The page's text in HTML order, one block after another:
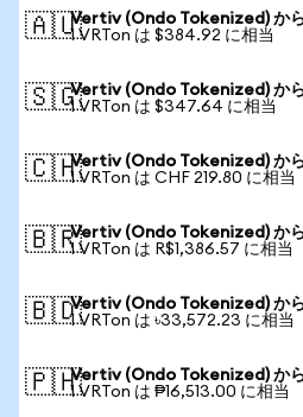
🇦🇺Vertiv (Ondo Tokenized) か
1 VRTon は $384.92 に相当
🇸🇬Vertiv (Ondo Tokenized) か
1 VRTon は $347.64 に相当
🇨🇭Vertiv (Ondo Tokenized) か
1 VRTon は CHF 219.80 に相当
🇧🇷Vertiv (Ondo Tokenized) か
1 VRTon は R$1,386.57 に相当
🇧🇩Vertiv (Ondo Tokenized) か
1 VRTon は ৳33,572.23 に相当
🇵🇭Vertiv (Ondo Tokenized) か
1 VRTon は ₱16,513.00 に相当